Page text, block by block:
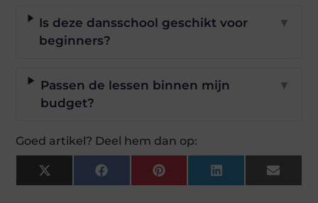
Is deze dansschool geschikt voor
beginners?
▼
Passen de lessen binnen mijn
budget?
▼
Goed artikel? Deel hem dan op:
X
(Twitter)
FacebookPinterestLinkedInEmail